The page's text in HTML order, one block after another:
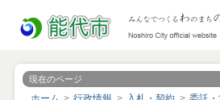
現在のページ